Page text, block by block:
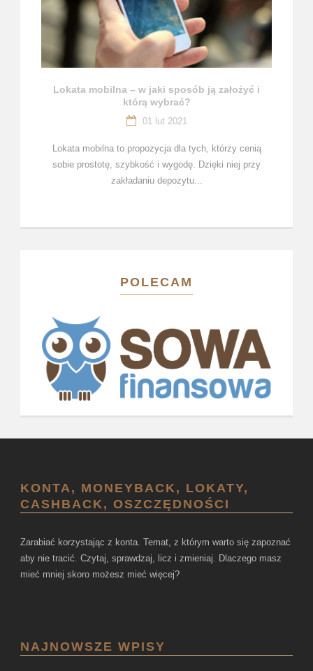
Lokata mobilna – w jaki sposób ją założyć i
którą wybrać?
01 lut 2021
Lokata mobilna to propozycja dla tych, którzy cenią
sobie prostotę, szybkość i wygodę. Dzięki niej przy
zakładaniu depozytu...
POLECAM
KONTA, MONEYBACK, LOKATY,
CASHBACK, OSZCZĘDNOŚCI
Zarabiać korzystając z konta. Temat, z którym warto się zapoznać
aby nie tracić. Czytaj, sprawdzaj, licz i zmieniaj. Dlaczego masz
mieć mniej skoro możesz mieć więcej?
NAJNOWSZE WPISY